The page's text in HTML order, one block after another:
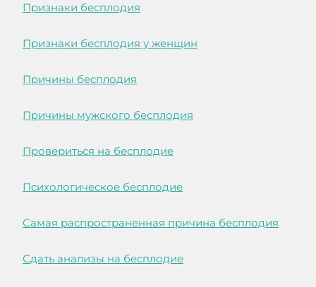
Признаки бесплодия
Признаки бесплодия у женщин
Причины бесплодия
Причины мужского бесплодия
Провериться на бесплодие
Психологическое бесплодие
Самая распространенная причина бесплодия
Сдать анализы на бесплодие